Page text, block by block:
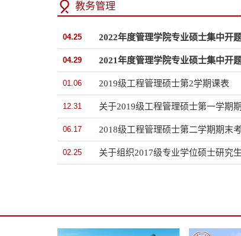
教务管理
04.25
04.29
01.06 2019级工程管理硕士第2学期课表
12.31 关于2019级工程管理硕士第一学期
06.17 2018级工程管理硕士第二学期期末
02.25 关于组织2017级专业学位硕士研究